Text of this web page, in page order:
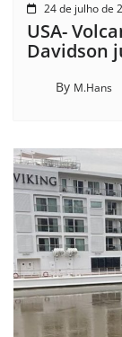
24 de julho de
USA-
Davidson
By M.Hans